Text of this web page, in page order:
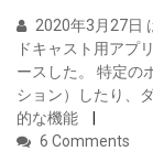
2020年3月27日
ドキャスト用アプ
ースした。 特定の
ション）したり、
的な機能
6 Comments